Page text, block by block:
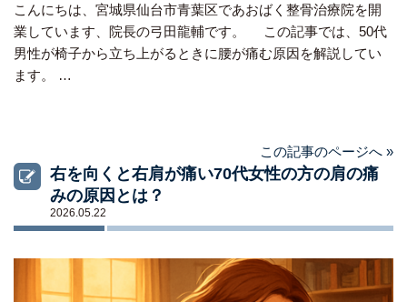
こんにちは、宮城県仙台市青葉区であおばく整骨治療院を開
業しています、院長の弓田龍輔です。 この記事では、50代
男性が椅子から立ち上がるときに腰が痛む原因を解説してい
ます。 …
この記事のページへ »
右を向くと右肩が痛い70代女性の方の肩の痛
みの原因とは？
2026.05.22